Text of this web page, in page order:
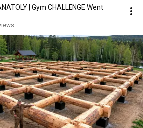
| Gym CHALLENGE Went